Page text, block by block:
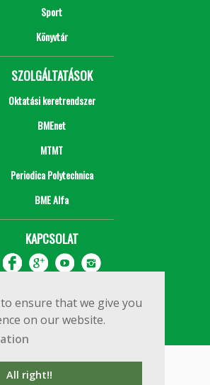
ensure that we give you
on our website.
All right!!
Sport
Könyvtár
SZOLGÁLTATÁSOK
Oktatási keretrendszer
BMEnet
MTMT
Periodica Polytechnica
BME Alfa
KAPCSOLAT
© 2020 BME Építőmérnöki Kar
Budapest, Műegyetem rkp. 3.